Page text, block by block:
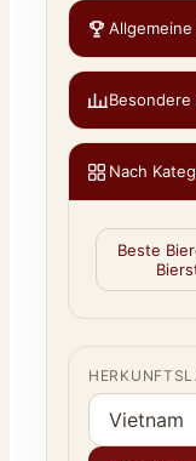
Allgemeine
Nach
Beste